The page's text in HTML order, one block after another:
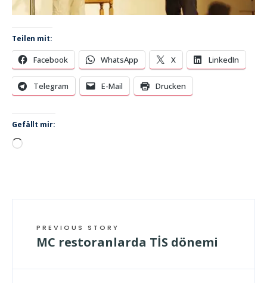
Teilen mit:
Facebook WhatsApp X LinkedIn
Telegram E-Mail Drucken
Gefällt mir:
Wird
PREVIOUS STORY
MC restoranlarda TİS dönemi